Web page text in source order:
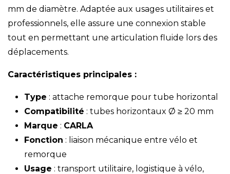
mm de diamètre. Adaptée aux usages utilitaires et
professionnels, elle assure une connexion stable
tout en permettant une articulation fluide lors des
déplacements.
Caractéristiques principales :
Type : attache remorque pour tube horizontal
Compatibilité : tubes horizontaux Ø ≥ 20 mm
Marque : CARLA
Fonction : liaison mécanique entre vélo et
remorque
Usage : transport utilitaire, logistique à vélo,